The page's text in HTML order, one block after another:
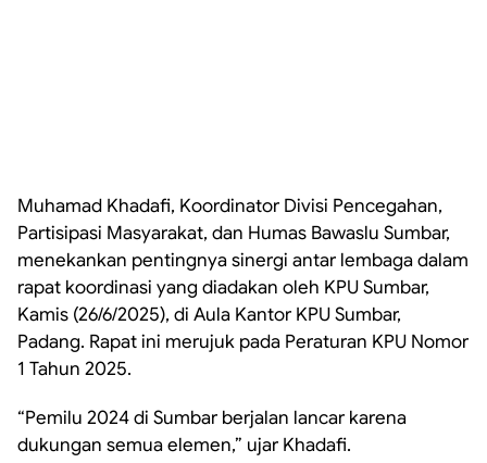
Muhamad Khadafi, Koordinator Divisi Pencegahan,
Partisipasi Masyarakat, dan Humas Bawaslu Sumbar,
menekankan pentingnya sinergi antar lembaga dalam
rapat koordinasi yang diadakan oleh KPU Sumbar,
Kamis (26/6/2025), di Aula Kantor KPU Sumbar,
Padang. Rapat ini merujuk pada Peraturan KPU Nomor
1 Tahun 2025.
“Pemilu 2024 di Sumbar berjalan lancar karena
dukungan semua elemen,” ujar Khadafi.